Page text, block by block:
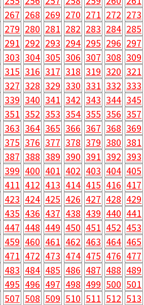
267 268 269 270 271 272 273
279 280 281 282 283 284 285
291 292 293 294 295 296 297
303 304 305 306 307 308 309
315 316 317 318 319 320 321
327 328 329 330 331 332 333
339 340 341 342 343 344 345
351 352 353 354 355 356 357
363 364 365 366 367 368 369
375 376 377 378 379 380 381
387 388 389 390 391 392 393
399 400 401 402 403 404 405
411 412 413 414 415 416 417
423 424 425 426 427 428 429
435 436 437 438 439 440 441
447 448 449 450 451 452 453
459 460 461 462 463 464 465
471 472 473 474 475 476 477
483 484 485 486 487 488 489
495 496 497 498 499 500 501
507 508 509 510 511 512 513